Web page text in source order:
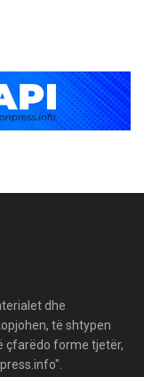
dhe
të shtypen
çfarëdo forme tjetër,